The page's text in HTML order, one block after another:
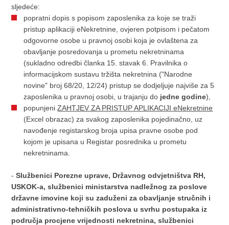
sljedeće:
popratni dopis s popisom zaposlenika za koje se traži
pristup aplikaciji eNekretnine, ovjeren potpisom i pečatom
odgovorne osobe u pravnoj osobi koja je ovlaštena za
obavljanje posredovanja u prometu nekretninama
(sukladno odredbi članka 15. stavak 6. Pravilnika o
informacijskom sustavu tržišta nekretnina ("Narodne
novine" broj 68/20, 12/24) pristup se dodjeljuje najviše za 5
zaposlenika u pravnoj osobi, u trajanju do jedne godine),
popunjeniZAHTJEV ZA PRISTUP APLIKACIJI eNekretnine
(Excel obrazac) za svakog zaposlenika pojedinačno, uz
navođenje registarskog broja upisa pravne osobe pod
kojom je upisana u Registar posrednika u prometu
nekretninama.
-Službenici Porezne uprave, Državnog odvjetništva RH,
USKOK-a, službenici ministarstva nadležnog za poslove
državne imovine koji su zaduženi za obavljanje stručnih i
administrativno-tehničkih poslova u svrhu postupaka iz
područja procjene vrijednosti nekretnina, službenici